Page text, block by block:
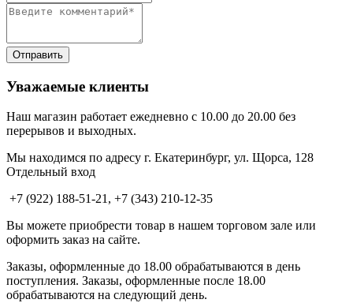
Уважаемые клиенты
Наш магазин работает ежедневно с 10.00 до 20.00 без
перерывов и выходных.
Мы находимся по адресу г. Екатеринбург, ул. Щорса, 128
Отдельный вход
+7 (922) 188-51-21, +7 (343) 210-12-35
Вы можете приобрести товар в нашем торговом зале или
оформить заказ на сайте.
Заказы, оформленные до 18.00 обрабатываются в день
поступления. Заказы, оформленные после 18.00
обрабатываются на следующий день.